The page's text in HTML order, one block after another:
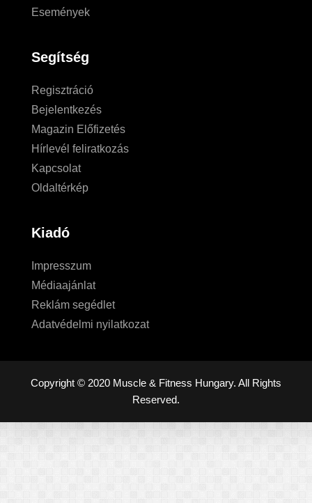
Események
Segítség
Regisztráció
Bejelentkezés
Magazin Előfizetés
Hírlevél feliratkozás
Kapcsolat
Oldaltérkép
Kiadó
Impresszum
Médiaajánlat
Reklám segédlet
Adatvédelmi nyilatkozat
Copyright © 2020 Muscle & Fitness Hungary. All Rights
Reserved.